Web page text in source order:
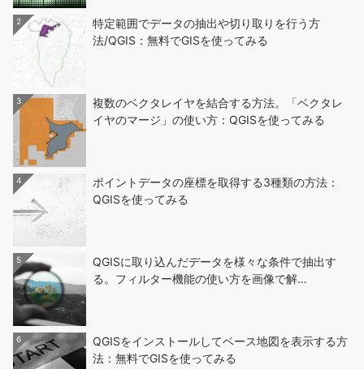
2
特定範囲でデータの抽出や切り取りを行う方
法/QGIS：無料でGISを使ってみる
3
複数のベクタレイヤを結合する方法。「ベクタレ
イヤのマージ」の使い方：QGISを使ってみる
4
ポイントデータの座標を取得する3種類の方法：
QGISを使ってみる
5
QGISに取り込んだデータを様々な条件で抽出す
る。フィルター機能の使い方を画像で解…
6
QGISをインストールしてベース地図を表示する方
法：無料でGISを使ってみる